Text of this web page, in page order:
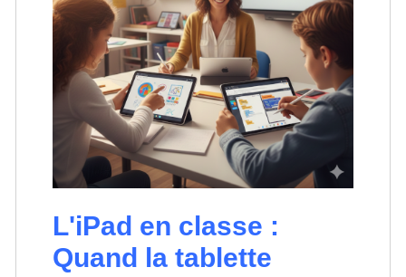
L'iPad en classe :
Quand la tablette